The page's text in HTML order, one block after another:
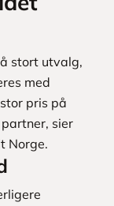
stort utvalg,
med
pris på
sier
Norge.